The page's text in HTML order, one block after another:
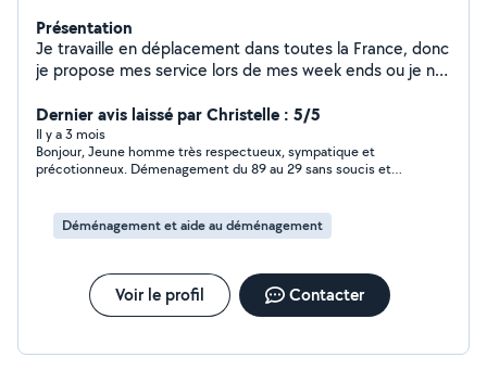
Présentation
Je travaille en déplacement dans toutes la France, donc
je propose mes service lors de mes week ends ou je ne
Dernier avis laissé par Christelle : 5/5
Il y a 3 mois
Bonjour, Jeune homme très respectueux, sympatique et
précotionneux. Démenagement du 89 au 29 sans soucis et
Déménagement et aide au déménagement
Voir le profil Contacter